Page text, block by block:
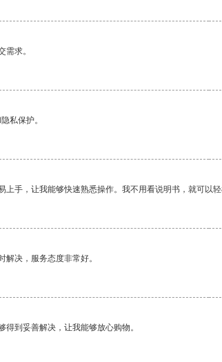
需求。
私保护。
手，让我能够快速熟悉操作。我不用看说明书，就可以轻
决，服务态度非常好。
到妥善解决，让我能够放心购物。